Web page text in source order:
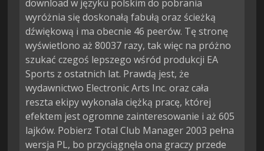
download w języku polskim do pobrania
wyróżnia się doskonałą fabułą oraz ścieżką
dźwiękową i ma obecnie 46 peerów. Tę stronę
wyświetlono aż 80037 razy, tak więc na próżno
szukać czegoś lepszego wśród produkcji EA
Sports z ostatnich lat. Prawdą jest, że
wydawnictwo Electronic Arts Inc. oraz cała
reszta ekipy wykonała ciężką pracę, której
efektem jest ogromne zainteresowanie i aż 605
lajków. Pobierz Total Club Manager 2003 pełna
wersja PL, bo przyciągnęła ona graczy przede